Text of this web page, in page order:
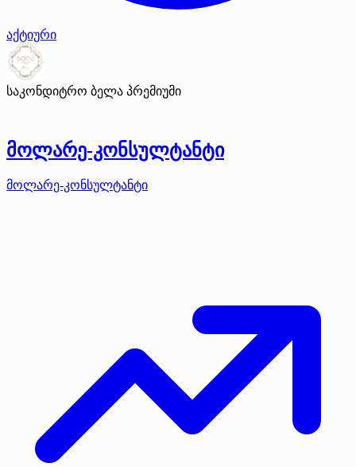
აქტიური
საკონდიტრო ბელა პრემიუმი
მოლარე-კონსულტანტი
მოლარე-კონსულტანტი